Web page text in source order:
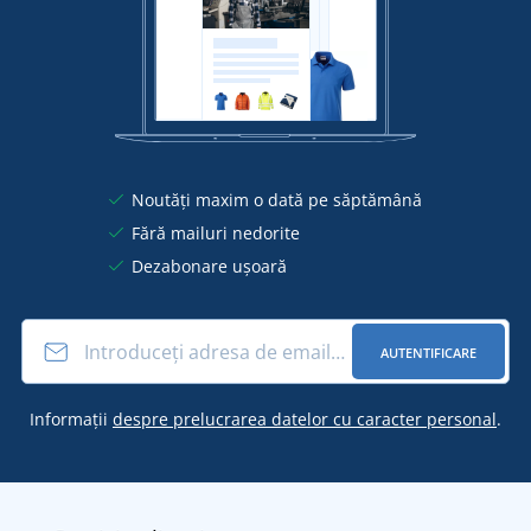
Noutăți maxim o dată pe săptămână
Fără mailuri nedorite
Dezabonare ușoară
AUTENTIFICARE
Informații despre prelucrarea datelor cu caracter personal.